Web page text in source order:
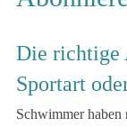
Die richtige
Sportart
Schwimmer